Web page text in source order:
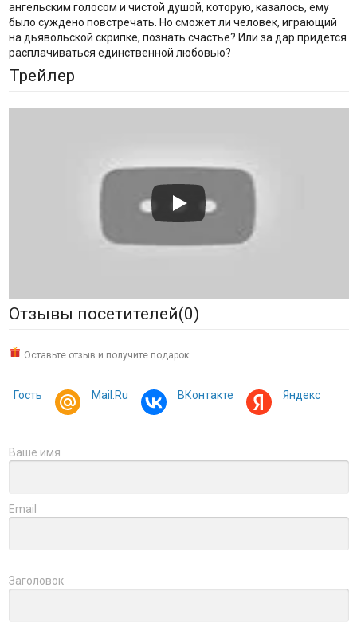
ангельским голосом и чистой душой, которую, казалось, ему
было суждено повстречать. Но сможет ли человек, играющий
на дьявольской скрипке, познать счастье? Или за дар придется
расплачиваться единственной любовью?
Трейлер
Отзывы посетителей(0)
Оставьте отзыв и получите подарок:
Гость Mail.Ru ВКонтакте Яндекс
Ваше имя
Email
Заголовок